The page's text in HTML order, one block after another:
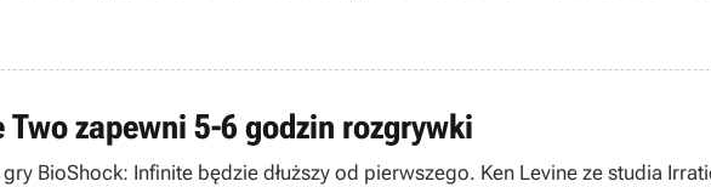
zapewni 5-6 godzin rozgrywki
BioShock: Infinite będzie dłuższy od pierwszego. Ken Levine ze studia